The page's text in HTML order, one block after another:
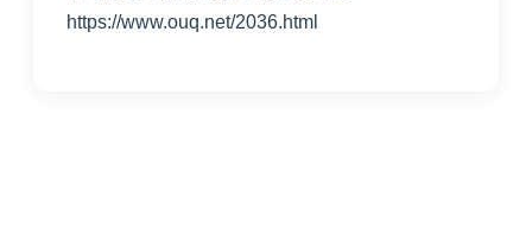
https://www.ouq.net/2036.html